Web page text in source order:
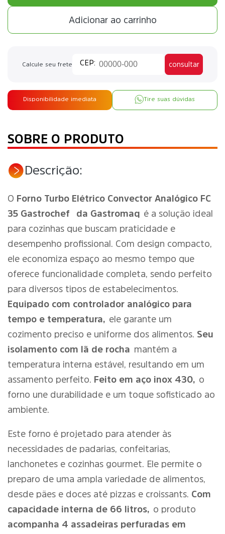
Adicionar ao carrinho
Calcule seu frete consultar
Disponibilidade imediata Tire suas dúvidas
SOBRE O PRODUTO
Descrição:
O Forno Turbo Elétrico Convector Analógico FC
35 Gastrochef
da Gastromaq é a solução ideal
para cozinhas que buscam praticidade e
desempenho profissional. Com design compacto,
ele economiza espaço ao mesmo tempo que
oferece funcionalidade completa, sendo perfeito
para diversos tipos de estabelecimentos.
Equipado com controlador analógico para
tempo e temperatura, ele garante um
cozimento preciso e uniforme dos alimentos. Seu
isolamento com lã de rocha mantém a
temperatura interna estável, resultando em um
assamento perfeito. Feito em aço inox 430, o
forno une durabilidade e um toque sofisticado ao
ambiente.
Este forno é projetado para atender às
necessidades de padarias, confeitarias,
lanchonetes e cozinhas gourmet. Ele permite o
preparo de uma ampla variedade de alimentos,
desde pães e doces até pizzas e croissants. Com
capacidade interna de 66 litros, o produto
acompanha 4 assadeiras perfuradas em